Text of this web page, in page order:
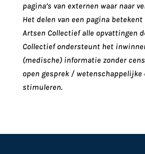
pagina’s van externen waar naar
Het delen van een pagina
Artsen Collectief alle opvattingen
Collectief ondersteunt het
(medische) informatie zonder
open gesprek /
stimuleren.